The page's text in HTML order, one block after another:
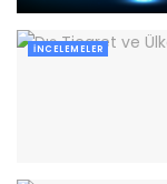
İNCELEMELER